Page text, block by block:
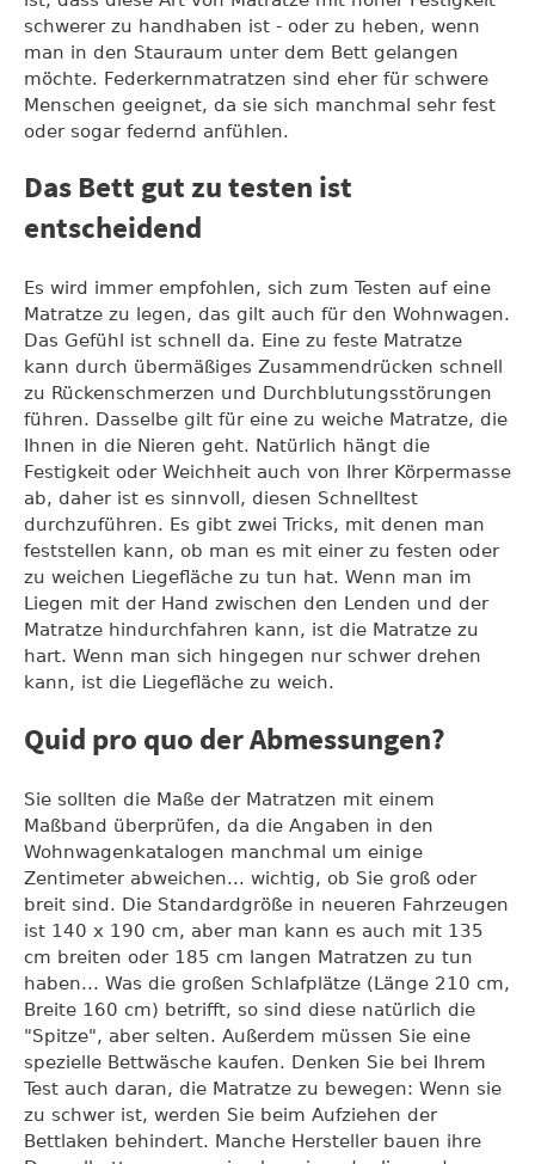
schwerer zu handhaben ist - oder zu heben, wenn
man in den Stauraum unter dem Bett gelangen
möchte. Federkernmatratzen sind eher für schwere
Menschen geeignet, da sie sich manchmal sehr fest
oder sogar federnd anfühlen.
Das Bett gut zu testen ist
entscheidend
Es wird immer empfohlen, sich zum Testen auf eine
Matratze zu legen, das gilt auch für den Wohnwagen.
Das Gefühl ist schnell da. Eine zu feste Matratze
kann durch übermäßiges Zusammendrücken schnell
zu Rückenschmerzen und Durchblutungsstörungen
führen. Dasselbe gilt für eine zu weiche Matratze, die
Ihnen in die Nieren geht. Natürlich hängt die
Festigkeit oder Weichheit auch von Ihrer Körpermasse
ab, daher ist es sinnvoll, diesen Schnelltest
durchzuführen. Es gibt zwei Tricks, mit denen man
feststellen kann, ob man es mit einer zu festen oder
zu weichen Liegefläche zu tun hat. Wenn man im
Liegen mit der Hand zwischen den Lenden und der
Matratze hindurchfahren kann, ist die Matratze zu
hart. Wenn man sich hingegen nur schwer drehen
kann, ist die Liegefläche zu weich.
Quid pro quo der Abmessungen?
Sie sollten die Maße der Matratzen mit einem
Maßband überprüfen, da die Angaben in den
Wohnwagenkatalogen manchmal um einige
Zentimeter abweichen... wichtig, ob Sie groß oder
breit sind. Die Standardgröße in neueren Fahrzeugen
ist 140 x 190 cm, aber man kann es auch mit 135
cm breiten oder 185 cm langen Matratzen zu tun
haben... Was die großen Schlafplätze (Länge 210 cm,
Breite 160 cm) betrifft, so sind diese natürlich die
"Spitze", aber selten. Außerdem müssen Sie eine
spezielle Bettwäsche kaufen. Denken Sie bei Ihrem
Test auch daran, die Matratze zu bewegen: Wenn sie
zu schwer ist, werden Sie beim Aufziehen der
Bettlaken behindert. Manche Hersteller bauen ihre